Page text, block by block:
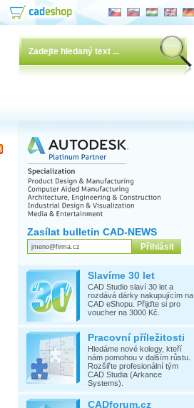
Zasílat bulletin CAD-NEWS
Slavíme 30 let
CAD Studio slaví 30 let a
rozdává dárky nakupujícím na
CAD eShopu. Přijďte si pro
voucher na 3000 Kč.
Pracovní příležitosti
Hledáme nové kolegy, kteří
nám pomohou v dalším růstu.
Rozšiřte profesionální tým
CAD Studia (Arkance
Systems).
CADforum.cz